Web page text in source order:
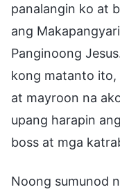
panalangin ko at
ang
Panginoong
kong matanto ito,
at mayroon na
upang harapin
boss at mga
Noong sumunod